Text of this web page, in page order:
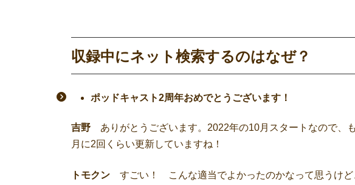
収録中にネット検索するのはなぜ？
ポッドキャスト2周年おめでとうございます！
吉野 ありがとうございます。2022年の10月スタートなので、
月に2回くらい更新していますね！
トモクン すごい！ こんな適当でよかったのかなって思うけど